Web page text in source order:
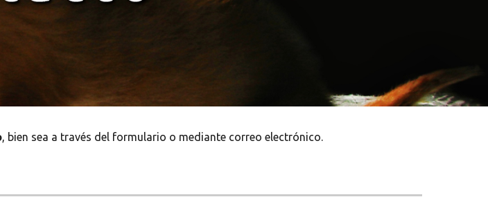
, bien sea a través del formulario o mediante correo electrónico.